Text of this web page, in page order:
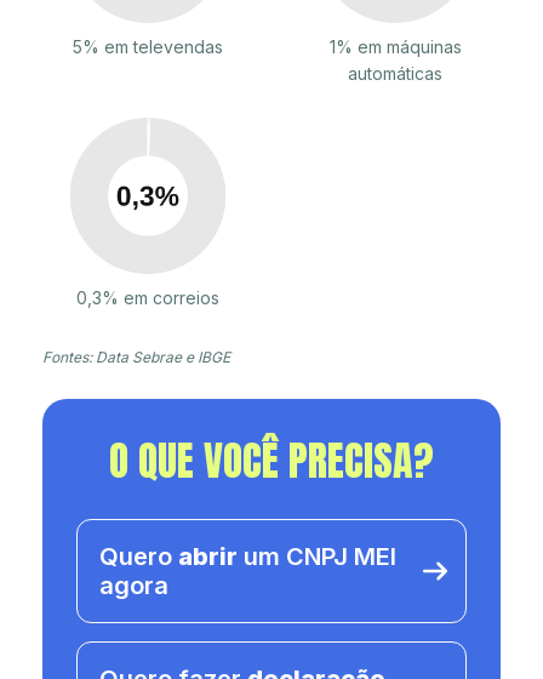
5% em televendas
1% em máquinas
automáticas
0,3% em correios
Fontes: Data Sebrae e IBGE
O QUE VOCÊ PRECISA?
Quero abrir um CNPJ MEI
agora